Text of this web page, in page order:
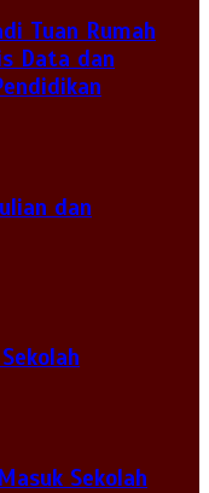
Tuan Rumah
Data dan
dan
Sekolah